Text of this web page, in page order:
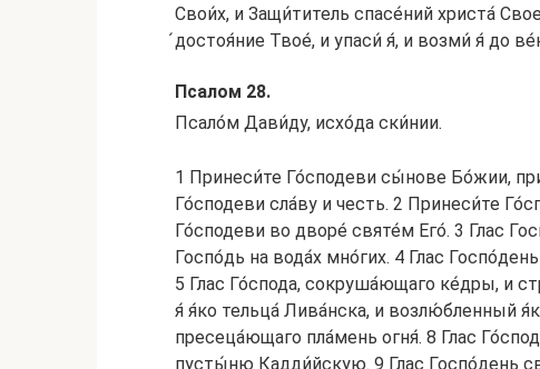
Свои́х, и Защи́титель спасе́ний христа́
́достоя́ние Твое́, и упаси́ я́, и возми́ я́ до
Псалом 28.
Псало́м Дави́ду, исхо́да ски́нии.
1 Принеси́те Го́сподеви сы́нове Бо́жии,
Го́сподеви сла́ву и честь. 2 Принеси́те
Го́сподеви во дворе́ святе́м Его́. 3 Глас
Госпо́дь на вода́х мно́гих. 4 Глас
5 Глас Го́спода, сокруша́ющаго ке́дры, и
я́ я́ко тельца́ Лива́нска, и возлю́бленный
пресеца́ющаго пла́мень огня́. 8 Глас
пусты́ню Кадди́йскую. 9 Глас Госпо́день